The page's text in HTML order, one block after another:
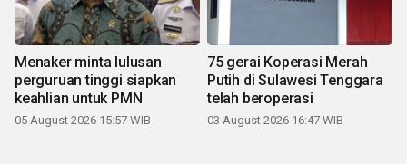
Menaker minta lulusan
perguruan tinggi siapkan
keahlian untuk PMN
05 August 2026 15:57 WIB
75 gerai Koperasi Merah
Putih di Sulawesi Tenggara
telah beroperasi
03 August 2026 16:47 WIB